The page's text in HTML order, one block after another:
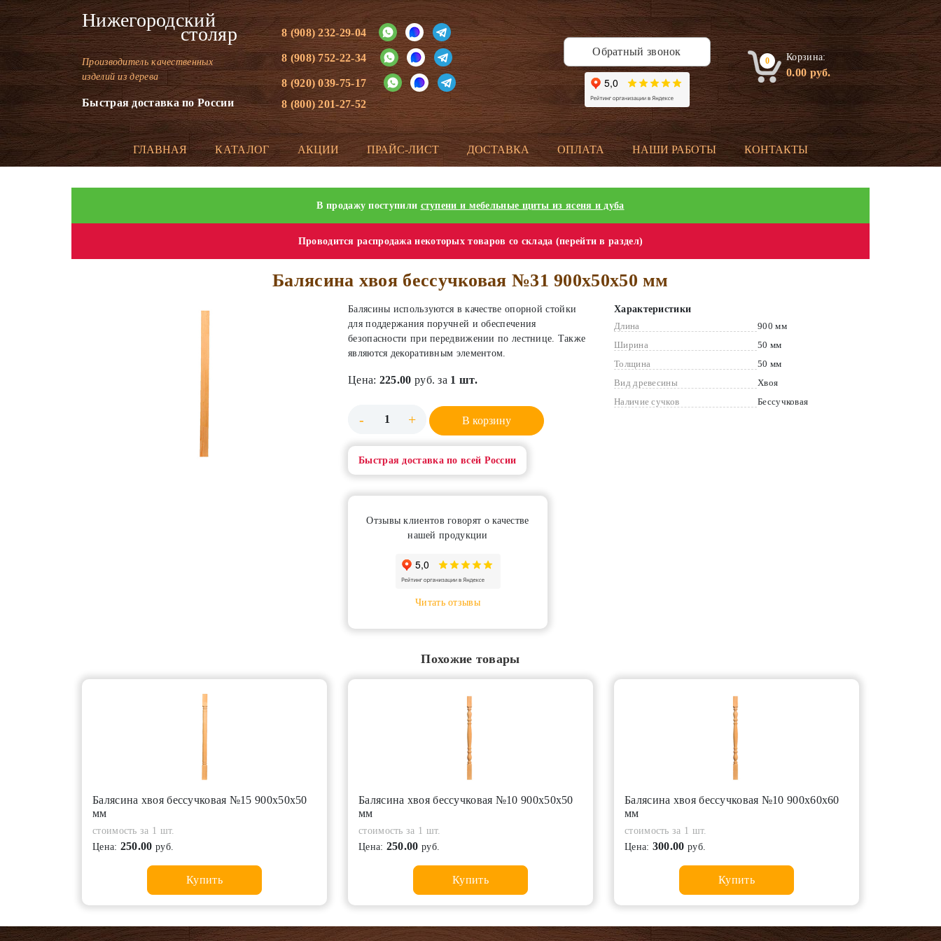
Нижегородский
столяр
Производитель качественных
изделий из дерева
Быстрая доставка по России
8 (908) 232-29-04
8 (908) 752-22-34
8 (920) 039-75-17
8 (800) 201-27-52
Обратный звонок
0 Корзина:
0.00руб.
ГЛАВНАЯ КАТАЛОГ АКЦИИ ПРАЙС-ЛИСТ ДОСТАВКА ОПЛАТА НАШИ РАБОТЫ КОНТАКТЫ
В продажу поступили ступени и мебельные щиты из ясеня и дуба
Проводится распродажа некоторых товаров со склада (перейти в раздел)
Балясина хвоя бессучковая №31 900х50х50 мм
Балясины используются в качестве опорной стойки
для поддержания поручней и обеспечения
безопасности при передвижении по лестнице. Также
являются декоративным элементом.
Цена: 225.00 руб. за 1 шт.
- + В корзину
Быстрая доставка по всей России
Отзывы клиентов говорят о качестве
нашей продукции
Читать отзывы
Характеристики
Длина
900 мм
Ширина
50 мм
Толщина
50 мм
Вид древесины
Хвоя
Наличие сучков
Бессучковая
Похожие товары
Балясина хвоя бессучковая №15 900х50х50
мм
стоимость за 1 шт.
Цена: 250.00 руб.
Купить
Балясина хвоя бессучковая №10 900х50х50
мм
стоимость за 1 шт.
Цена: 250.00 руб.
Купить
Балясина хвоя бессучковая №10 900х60х60
мм
стоимость за 1 шт.
Цена: 300.00 руб.
Купить